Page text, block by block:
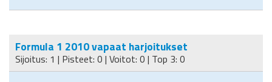
Formula 1 2010 vapaat harjoitukset
Sijoitus: 1 | Pisteet: 0 | Voitot: 0 | Top 3: 0